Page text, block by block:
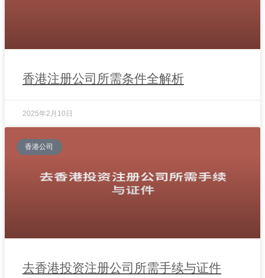
香港注册公司所需条件全解析
2025年2月10日
香港公司
去香港投资注册公司所需手续与证件